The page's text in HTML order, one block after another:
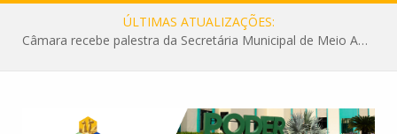
ÚLTIMAS ATUALIZAÇÕES:
Câmara recebe palestra da Secretária Municipal de Meio Ambiente sobre as ações da “SEMANA DO MEIO AMBIENTE”